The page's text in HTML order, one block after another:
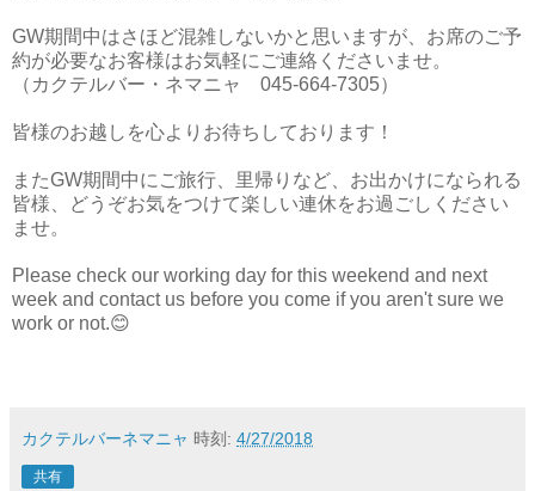
GW期間中はさほど混雑しないかと思いますが、お席のご予
約が必要なお客様はお気軽にご連絡くださいませ。
（カクテルバー・ネマニャ 045-664-7305）
皆様のお越しを心よりお待ちしております！
またGW期間中にご旅行、里帰りなど、お出かけになられる
皆様、どうぞお気をつけて楽しい連休をお過ごしください
ませ。
Please check our working day for this weekend and next
week and contact us before you come if you aren't sure we
work or not.😊
カクテルバーネマニャ 時刻: 4/27/2018
共有